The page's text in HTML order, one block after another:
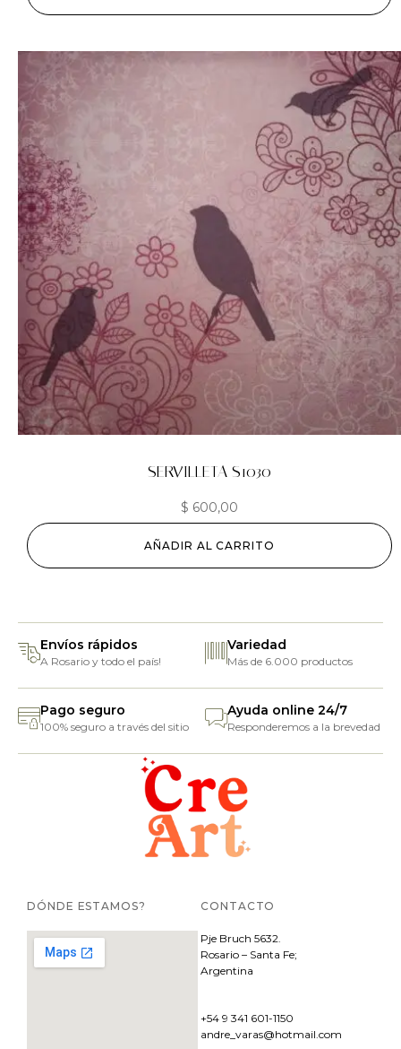
SERVILLETA S1030
$ 600,00
AÑADIR AL CARRITO
Envíos rápidos
A Rosario y todo el país!
Variedad
Más de 6.000 productos
Pago seguro
100% seguro a través del sitio
Ayuda online 24/7
Responderemos a la brevedad
DÓNDE ESTAMOS? CONTACTO
Pje Bruch 5632.
Rosario – Santa Fe;
Argentina
+54 9 341 601-1150
andre_varas@hotmail.com